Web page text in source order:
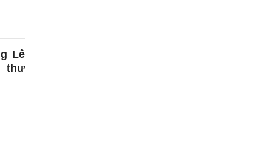
Lê
thư